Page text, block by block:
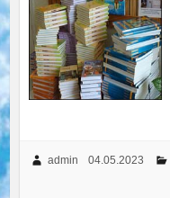
admin 04.05.2023